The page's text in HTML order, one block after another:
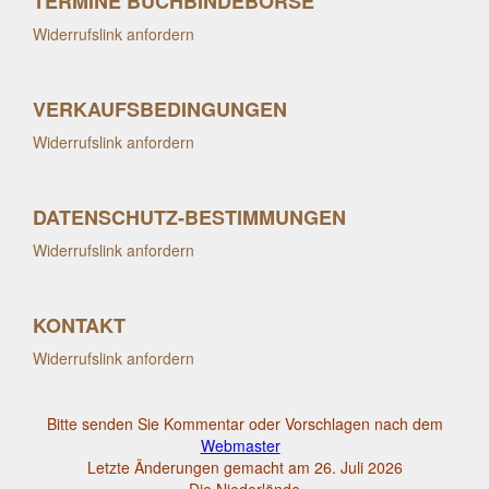
Widerrufslink anfordern
VERKAUFSBEDINGUNGEN
Widerrufslink anfordern
DATENSCHUTZ-BESTIMMUNGEN
Widerrufslink anfordern
KONTAKT
Widerrufslink anfordern
Bitte senden Sie Kommentar oder Vorschlagen nach dem
Webmaster
Letzte Änderungen gemacht am 26. Juli 2026